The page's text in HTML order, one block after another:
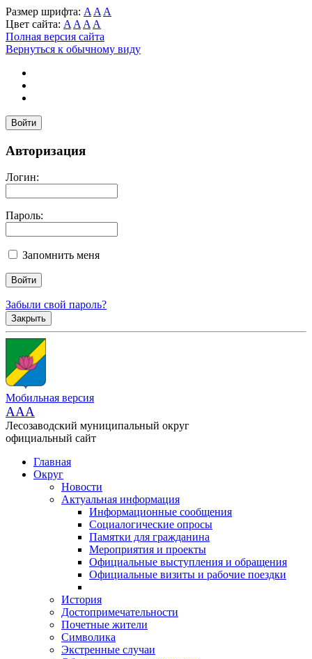
Размер шрифта: A A A
Цвет сайта: A A A A
Полная версия сайта
Вернуться к обычному виду
Войти
Авторизация
Логин:
Пароль:
Запомнить меня
Забыли свой пароль?
Закрыть
Мобильная версия
AAA
Лесозаводский муниципальный округ
официальный сайт
Главная
Округ
Новости
Актуальная информация
Информационные сообщения
Социалогические опросы
Памятки для гражданина
Мероприятия и проекты
Официальные выступления и обращения
Официальные визиты и рабочие поездки
История
Достопримечательности
Почетные жители
Символика
Экстренные случаи